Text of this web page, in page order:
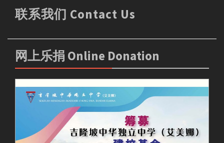
联系我们 Contact Us
网上乐捐 Online Donation